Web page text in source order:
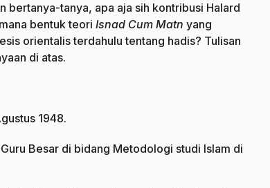
bertanya-tanya, apa aja sih kontribusi Halard
bentuk teori Isnad Cum Matn yang
orientalis terdahulu tentang hadis? Tulisan
di atas.
1948.
Besar di bidang Metodologi studi Islam di